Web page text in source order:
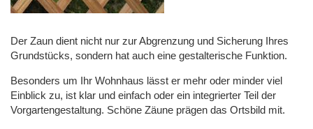
Der Zaun dient nicht nur zur Abgrenzung und Sicherung Ihres
Grundstücks, sondern hat auch eine gestalterische Funktion.
Besonders um Ihr Wohnhaus lässt er mehr oder minder viel
Einblick zu, ist klar und einfach oder ein integrierter Teil der
Vorgartengestaltung. Schöne Zäune prägen das Ortsbild mit.